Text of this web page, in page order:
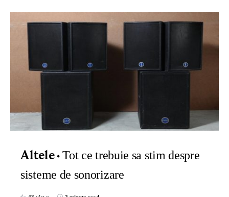
Altele
Tot ce trebuie sa stim despre
sisteme de sonorizare